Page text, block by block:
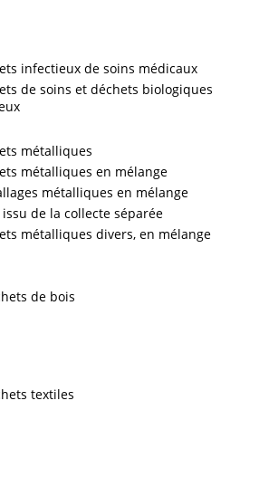
infectieux de soins médicaux
de soins et déchets biologiques
métalliques
métalliques en mélange
métalliques en mélange
de la collecte séparée
métalliques divers, en mélange
de bois
textiles